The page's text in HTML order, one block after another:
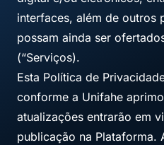
interfaces, além de outros
possam ainda ser
(“Serviços).
Esta Política de
conforme a Unifahe
atualizações entrarão em
publicação na Plataforma.